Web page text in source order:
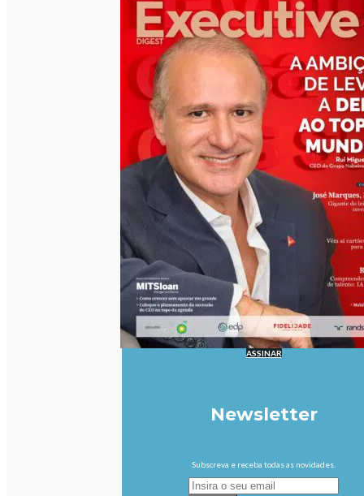
ASSINAR
Newsletter
Subscreva e receba todas as novidades.